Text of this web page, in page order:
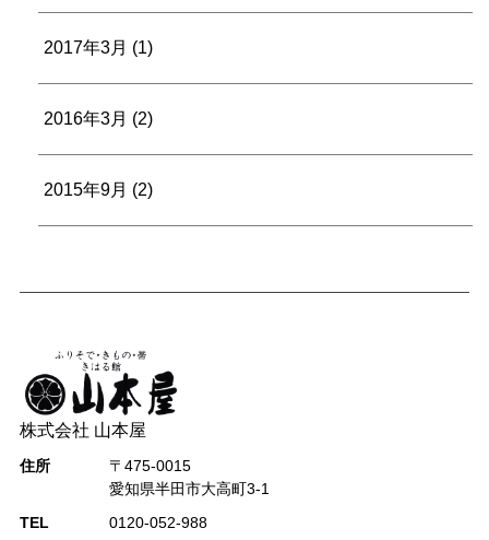
2017年3月 (1)
2016年3月 (2)
2015年9月 (2)
株式会社 山本屋
住所
〒475-0015
愛知県半田市大高町3-1
TEL
0120-052-988